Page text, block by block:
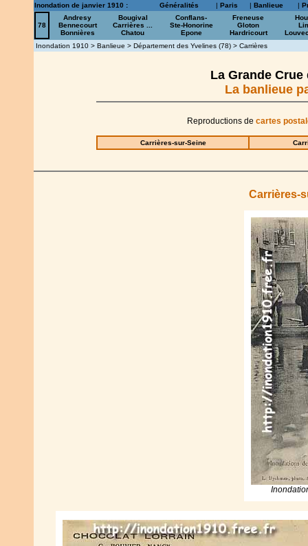
Inondation de janvier 1910 : Généralités | Paris | Banlieue |
78
Andresy
Bennecourt
Bonnières
Bougival
Carrières ...
Chatou
Conflans-
Ste-Honorine
Epone
Freneuse
Gloton
Hardricourt
Inondation 1910 > Banlieue > Département des Yvelines (78) > Carrières
La Grande Crue
La banlieue
Reproductions de cartes
Carrières-sur-Seine
Carrières-